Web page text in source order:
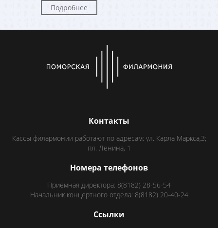
Подробнее
Контакты
Кассы филармонии работают по адресам: ул. Карла Маркса,3;
пл. Ленина, 1
Номера телефонов
Приёмная директора: 8(8182) 28-56-54
Начальник концертного отдела: 8(8182) 20-40-24
Ссылки